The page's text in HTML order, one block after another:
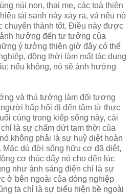
núi non, thai mẹ, các toà thiên
tái sanh này xảy ra, và nếu nó
chuyển thành tốt. Ðiều này được
hưởng đến tư tưởng của
ý tưởng thiện giờ đây có thể
đồng thời làm mất tác dụng
nếu không, nó sẽ ảnh hưởng
và thú tướng làm đối tượng
hấp hối đi đến tâm tử thực
cùng trong kiếp sống này, cái
là sự chấm dứt tạm thời của
không phải là sự huỷ diệt hoàn
Mặc dù đời sống hữu cơ đã diệt,
cơ thúc đẩy nó cho đến lúc
như ánh sáng điện chỉ là sự
ở bên ngoài của dòng nghiệp
ta chỉ là sự biểu hiện bề ngoài